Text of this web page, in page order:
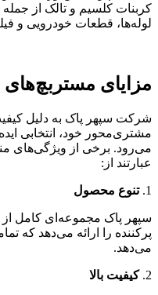
کربنات کلسیم و تالک از جمله
لوله‌ها، قطعات خودرویی و
مزایای
شرکت سپهر پاک به دلیل
مشتری‌محور خود، انتخابی
می‌رود. برخی از ویژگی‌های
عبارتند از:
1. تنوع محصول
سپهر پاک مجموعه‌ای کامل
پرکننده را ارائه می‌دهد که
می‌دهد.
2. کیفیت بالا